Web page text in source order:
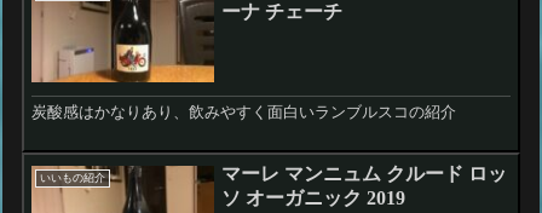
ーナ チェーチ
炭酸感はかなりあり、飲みやすく面白いランブルスコの紹介
いいもの紹介
マーレ マンニュム クルード ロッ
ソ オーガニック 2019